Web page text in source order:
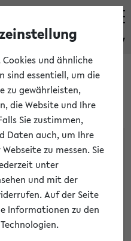
eKVV
Cookies und ähnliche
sind essentiell, um die
zu gewährleisten,
die Website und Ihre
Sie zustimmen,
Daten auch, um Ihre
zu messen. Sie
unter
und mit der
Auf der Seite
Informationen zu den